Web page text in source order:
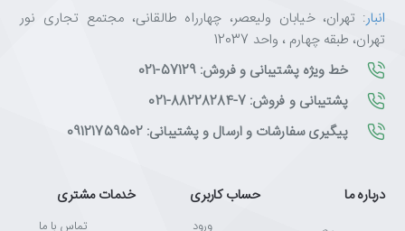
انبار: تهران، خیابان ولیعصر، چهارراه طالقانی، مجتمع تجاری نور
تهران، طبقه چهارم ، واحد 12037
خط ویژه پشتیبانی و فروش: 57129-021
پشتیبانی و فروش: 7-88228284-021
پیگیری سفارشات و ارسال و پشتیبانی: 09121759502
درباره ما حساب کاربری
ورود
خدمات مشتری
تماس با ما